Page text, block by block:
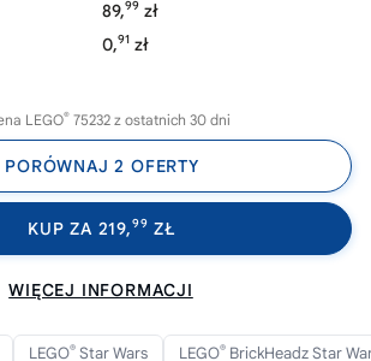
89,99 zł
0,91 zł
LEGO® 75232 z ostatnich 30 dni
PORÓWNAJ 2 OFERTY
KUP ZA 219,99 ZŁ
WIĘCEJ INFORMACJI
LEGO® Star Wars LEGO® BrickHeadz Star